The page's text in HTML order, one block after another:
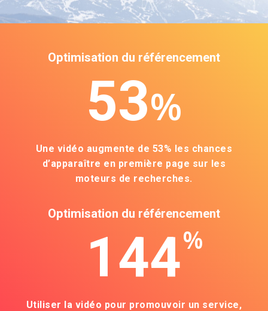
Optimisation du référencement
53%
Une vidéo augmente de 53% les chances
d’apparaître en première page sur les
moteurs de recherches.
Optimisation du référencement
144%
Utiliser la vidéo pour promouvoir un service,